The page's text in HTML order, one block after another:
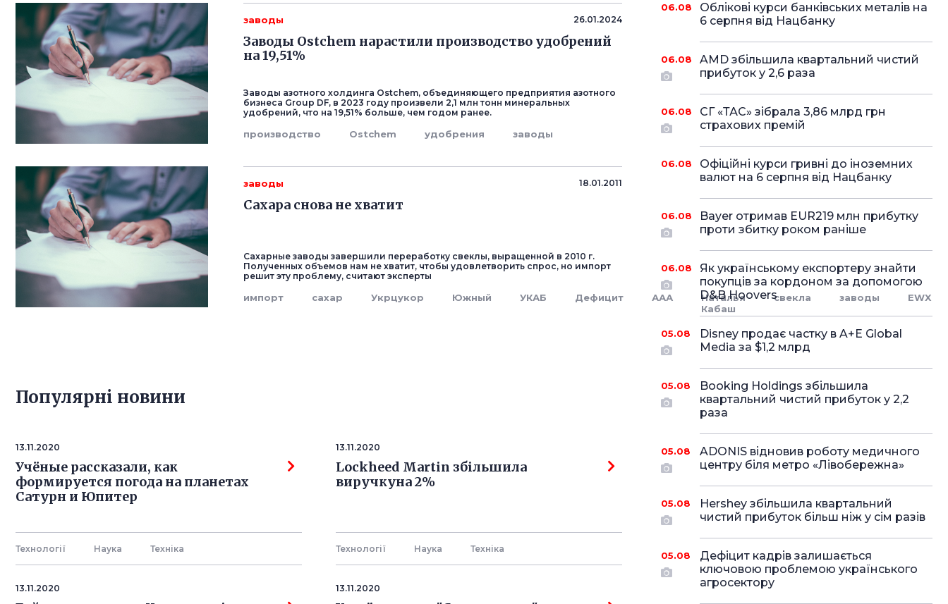
заводы 26.01.2024
Заводы Ostchem нарастили производство удобрений
на 19,51%
Заводы азотного холдинга Ostchem, объединяющего предприятия азотного
бизнеса Group DF, в 2023 году произвели 2,1 млн тонн минеральных
удобрений, что на 19,51% больше, чем годом ранее.
производство Ostchem удобрения заводы
заводы 18.01.2011
Сахара снова не хватит
Сахарные заводы завершили переработку свеклы, выращенной в 2010 г.
Полученных объемов нам не хватит, чтобы удовлетворить спрос, но импорт
решит эту проблему, считают эксперты
импорт сахар Укрцукор Южный УКАБ Дефицит ААА
Наталья
Кабаш
свекла заводы EWX
Популярнi новини
13.11.2020
Учёные рассказали, как
формируется погода на планетах
Сатурн и Юпитер
Технології Наука Технiка
13.11.2020
Lockheed Martin збільшила
виручкуна 2%
Технології Наука Технiка
13.11.2020 13.11.2020
06.08
Облікові курси банківських металів на
6 серпня від Нацбанку
06.08
AMD збільшила квартальний чистий
прибуток у 2,6 раза
06.08
СГ «ТАС» зібрала 3,86 млрд грн
страхових премій
06.08
Офіційні курси гривні до іноземних
валют на 6 серпня від Нацбанку
06.08
Bayer отримав EUR219 млн прибутку
проти збитку роком раніше
06.08
Як українському експортеру знайти
покупців за кордоном за допомогою
D&B Hoovers
05.08
Disney продає частку в A+E Global
Media за $1,2 млрд
05.08
Booking Holdings збільшила
квартальний чистий прибуток у 2,2
раза
05.08
ADONIS відновив роботу медичного
центру біля метро «Лівобережна»
05.08
Hershey збільшила квартальний
чистий прибуток більш ніж у сім разів
05.08
Дефіцит кадрів залишається
ключовою проблемою українського
агросектору